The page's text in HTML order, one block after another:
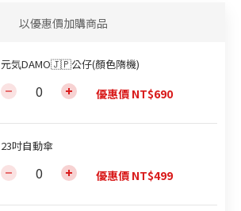
以優惠價加購商品
元気DAMO🇯🇵公仔(顏色隋機)
優惠價 NT$690
23吋自動傘
優惠價 NT$499